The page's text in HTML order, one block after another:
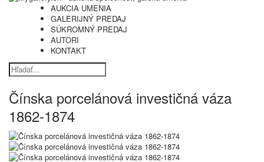
AUKCIA UMENIA
GALERIJNÝ PREDAJ
SÚKROMNÝ PREDAJ
AUTORI
KONTAKT
Čínska porcelánová investičná váza
1862-1874